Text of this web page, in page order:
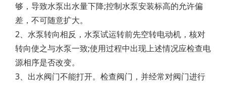
够，导致水泵出水量下降;控制水泵安装标高的允许偏
差，不可随意扩大。
2、水泵转向相反，水泵试运转前先空转电动机，核对
转向使之与水泵一致;使用过程中出现上述情况应检查电
源相序是否改变。
3、出水阀门不能打开。检查阀门，并经常对阀门进行